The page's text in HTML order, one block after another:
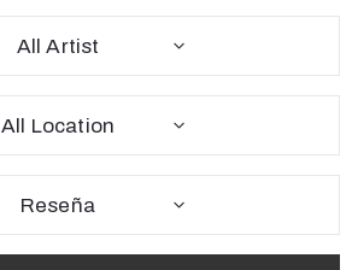
All Artist
All Location
Reseña